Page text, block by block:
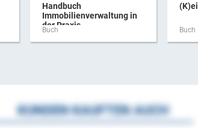
Handbuch
Immobilienverwaltung in
der Praxis ...
Buch Buch
KUNDEN KAUFTEN AUCH